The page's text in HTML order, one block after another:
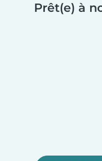
Prêt(e) à